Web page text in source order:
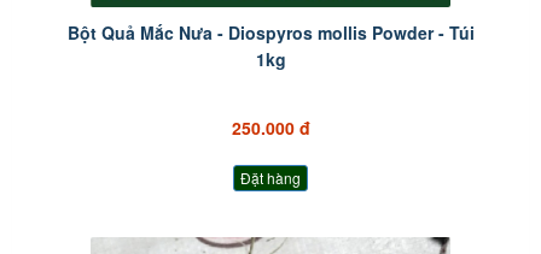
Bột Quả Mắc Nưa - Diospyros mollis Powder - Túi
1kg
250.000 đ
Đặt hàng